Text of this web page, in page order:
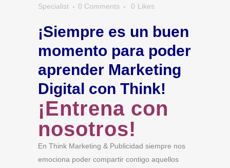
Specialist
0 Comments 0 Likes
¡Siempre es un buen
momento para poder
aprender Marketing
Digital con Think!
¡Entrena con
nosotros!
En Think Marketing & Publicidad siempre nos
emociona poder compartir contigo aquellos